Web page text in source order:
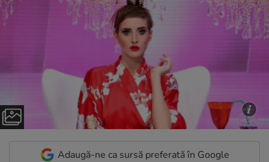
Adaugă-ne ca sursă preferată în Google